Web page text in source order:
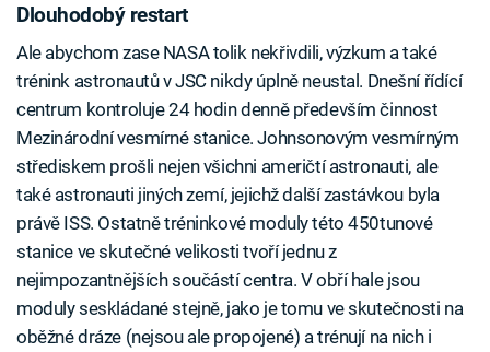
Dlouhodobý restart
Ale abychom zase NASA tolik nekřivdili, výzkum a také
trénink astronautů v JSC nikdy úplně neustal. Dnešní řídící
centrum kontroluje 24 hodin denně především činnost
Mezinárodní vesmírné stanice. Johnsonovým vesmírným
střediskem prošli nejen všichni američtí astronauti, ale
také astronauti jiných zemí, jejichž další zastávkou byla
právě ISS. Ostatně tréninkové moduly této 450tunové
stanice ve skutečné velikosti tvoří jednu z
nejimpozantnějších součástí centra. V obří hale jsou
moduly seskládané stejně, jako je tomu ve skutečnosti na
oběžné dráze (nejsou ale propojené) a trénují na nich i